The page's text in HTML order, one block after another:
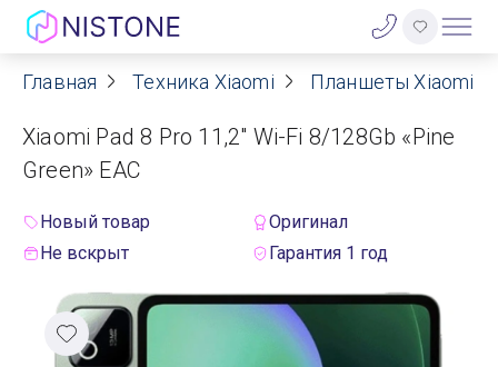
Акции
О нас
Договор оферты
Реквизиты
Главная Техника Xiaomi Планшеты Xiaomi
Xiaomi Pad 8 Pro 11,2" Wi-Fi 8/128Gb «Pine
Green» EAC
Новый товар
Оригинал
Не вскрыт
Гарантия 1 год